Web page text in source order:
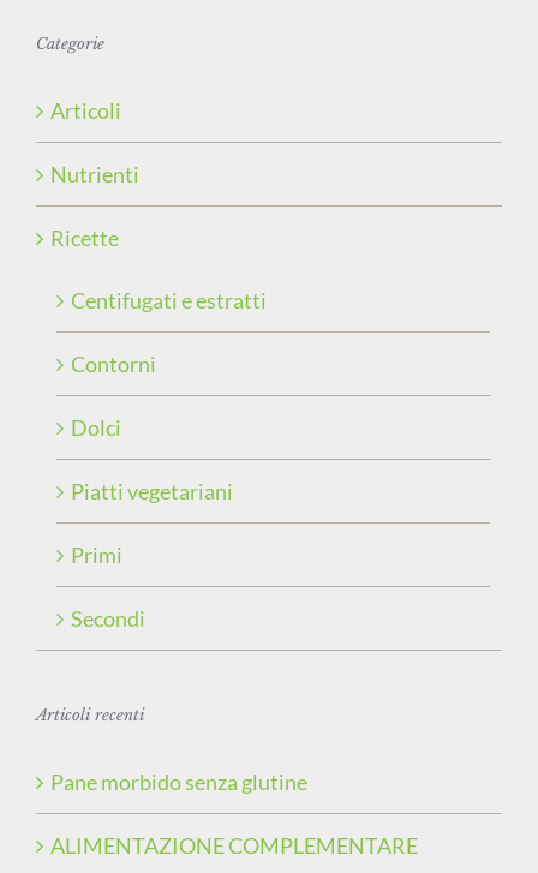
Categorie
Articoli
Nutrienti
Ricette
Centifugati e estratti
Contorni
Dolci
Piatti vegetariani
Primi
Secondi
Articoli recenti
Pane morbido senza glutine
ALIMENTAZIONE COMPLEMENTARE